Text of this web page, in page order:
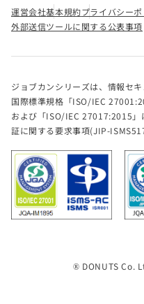
運営会社基本規約プライバシー
外部送信ツールに関する公表事項
ジョブカンシリーズは、情報セ
国際標準規格「ISO/IEC
および「ISO/IEC 27017:2015」
証に関する要求事項(JIP-
® DONUTS Co.